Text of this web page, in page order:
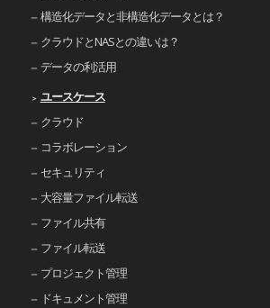
構造化データと非構造化データとは？
クラウドとNASとの違いは？
データの利活用
ユースケース
クラウド
コラボレーション
セキュリティ
大容量ファイル転送
ファイル共有
ファイル転送
プロジェクト管理
ドキュメント管理